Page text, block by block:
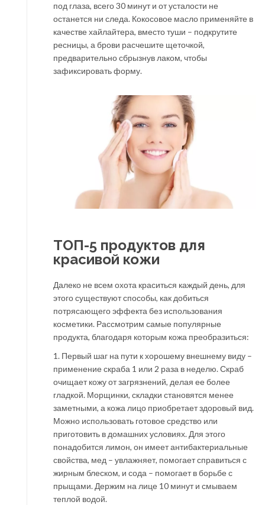
под глаза, всего 30 минут и от усталости не
останется ни следа. Кокосовое масло применяйте в
качестве хайлайтера, вместо туши – подкрутите
ресницы, а брови расчешите щеточкой,
предварительно сбрызнув лаком, чтобы
зафиксировать форму.
ТОП-5 продуктов для
красивой кожи
Далеко не всем охота краситься каждый день, для
этого существуют способы, как добиться
потрясающего эффекта без использования
косметики. Рассмотрим самые популярные
продукта, благодаря которым кожа преобразиться:
1. Первый шаг на пути к хорошему внешнему виду –
применение скраба 1 или 2 раза в неделю. Скраб
очищает кожу от загрязнений, делая ее более
гладкой. Морщинки, складки становятся менее
заметными, а кожа лицо приобретает здоровый вид.
Можно использовать готовое средство или
приготовить в домашних условиях. Для этого
понадобится лимон, он имеет антибактериальные
свойства, мед – увлажняет, помогает справиться с
жирным блеском, и сода – помогает в борьбе с
прыщами. Держим на лице 10 минут и смываем
теплой водой.